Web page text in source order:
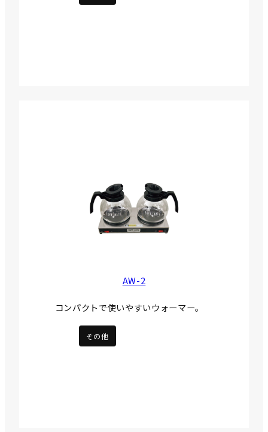
AW-2
コンパクトで使いやすいウォーマー。
その他